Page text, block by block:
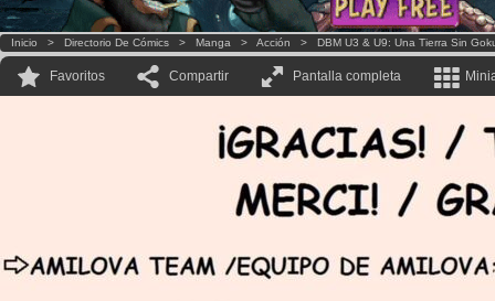
Inicio > Directorio De Cómics > Manga > Acción > DBM U3 & U9: Una Tierra Sin
Favoritos Compartir Pantalla completa